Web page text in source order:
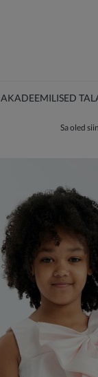
AKADEEMILISED
Sa oled